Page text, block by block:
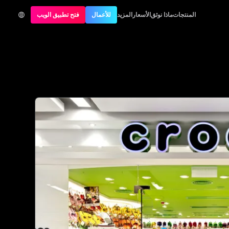
المنتجاتماذا نوثقالأسعار المزيد للأعمال فتح تطبيق الويب